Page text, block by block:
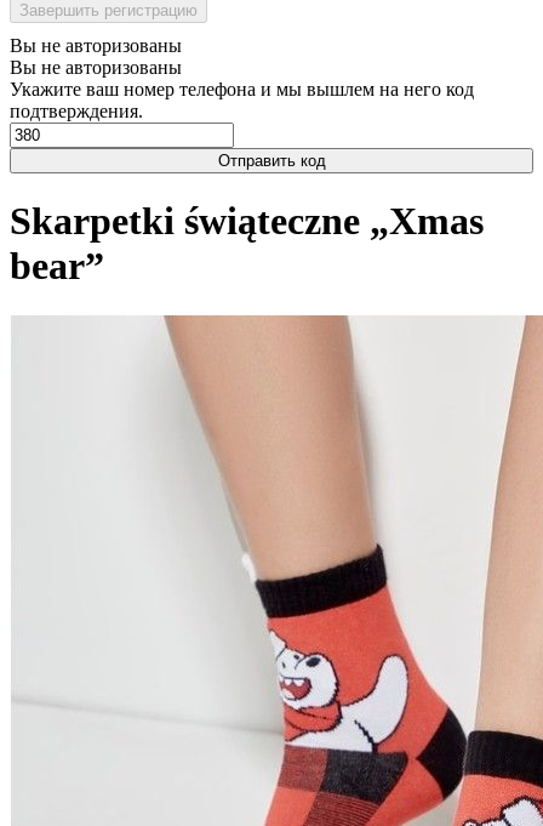
Завершить регистрацию
Вы не авторизованы
Вы не авторизованы
Укажите ваш номер телефона и мы вышлем на него код
подтверждения.
Отправить код
Skarpetki świąteczne „Xmas
bear”